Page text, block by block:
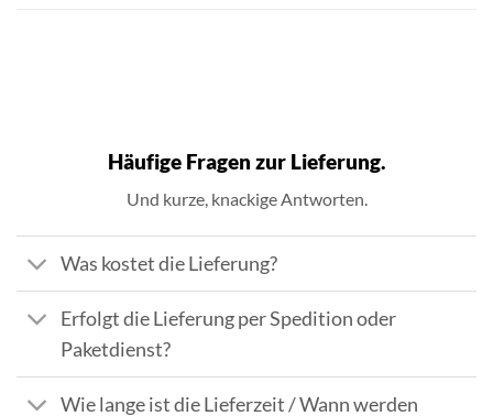
Häufige Fragen zur Lieferung.
Und kurze, knackige Antworten.
Was kostet die Lieferung?
Erfolgt die Lieferung per Spedition oder
Paketdienst?
Wie lange ist die Lieferzeit / Wann werden